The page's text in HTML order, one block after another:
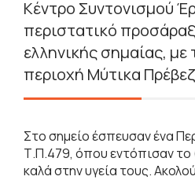
Κέντρο Συντονισμού
περιστατικό
ελληνικής σημαίας,
περιοχή Μύτικα
Στο σημείο έσπευσαν ένα
Τ.Π.479, όπου εντόπισαν
καλά στην υγεία τους.